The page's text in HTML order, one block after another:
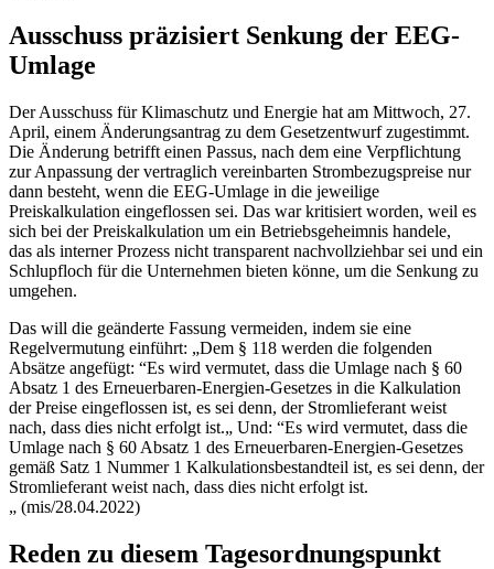
Ausschuss präzisiert Senkung der EEG-
Umlage
Der Ausschuss für Klimaschutz und Energie hat am Mittwoch, 27.
April, einem Änderungsantrag zu dem Gesetzentwurf zugestimmt.
Die Änderung betrifft einen Passus, nach dem eine Verpflichtung
zur Anpassung der vertraglich vereinbarten Strombezugspreise nur
dann besteht, wenn die EEG-Umlage in die jeweilige
Preiskalkulation eingeflossen sei. Das war kritisiert worden, weil es
sich bei der Preiskalkulation um ein Betriebsgeheimnis handele,
das als interner Prozess nicht transparent nachvollziehbar sei und ein
Schlupfloch für die Unternehmen bieten könne, um die Senkung zu
umgehen.
Das will die geänderte Fassung vermeiden, indem sie eine
Regelvermutung einführt: „Dem § 118 werden die folgenden
Absätze angefügt: “Es wird vermutet, dass die Umlage nach § 60
Absatz 1 des Erneuerbaren-Energien-Gesetzes in die Kalkulation
der Preise eingeflossen ist, es sei denn, der Stromlieferant weist
nach, dass dies nicht erfolgt ist.„ Und: “Es wird vermutet, dass die
Umlage nach § 60 Absatz 1 des Erneuerbaren-Energien-Gesetzes
gemäß Satz 1 Nummer 1 Kalkulationsbestandteil ist, es sei denn, der
Stromlieferant weist nach, dass dies nicht erfolgt ist.
„ (mis/28.04.2022)
Reden zu diesem Tagesordnungspunkt